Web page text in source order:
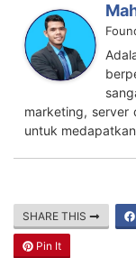
marketing, server
untuk
SHARE THIS
Pin It